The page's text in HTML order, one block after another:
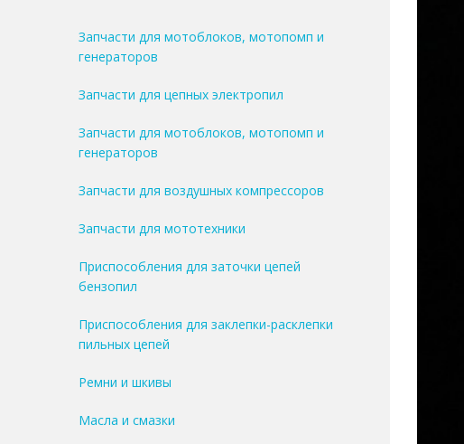
Запчасти для мотоблоков, мотопомп и
генераторов
Запчасти для цепных электропил
Запчасти для мотоблоков, мотопомп и
генераторов
Запчасти для воздушных компрессоров
Запчасти для мототехники
Приспособления для заточки цепей
бензопил
Приспособления для заклепки-расклепки
пильных цепей
Ремни и шкивы
Масла и смазки